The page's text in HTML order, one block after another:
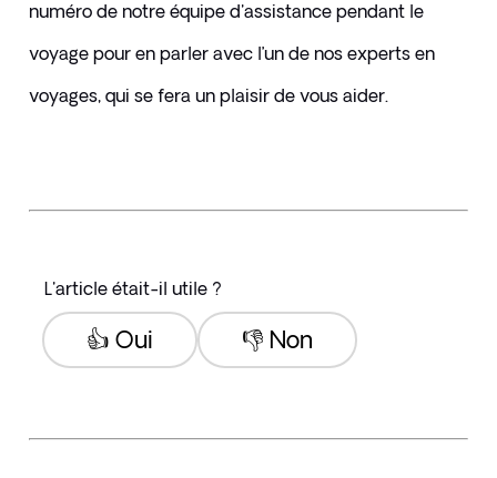
numéro de notre équipe d'assistance pendant le
voyage pour en parler avec l’un de nos experts en
voyages, qui se fera un plaisir de vous aider.
L'article était-il utile ?
👎 Non
👍 Oui